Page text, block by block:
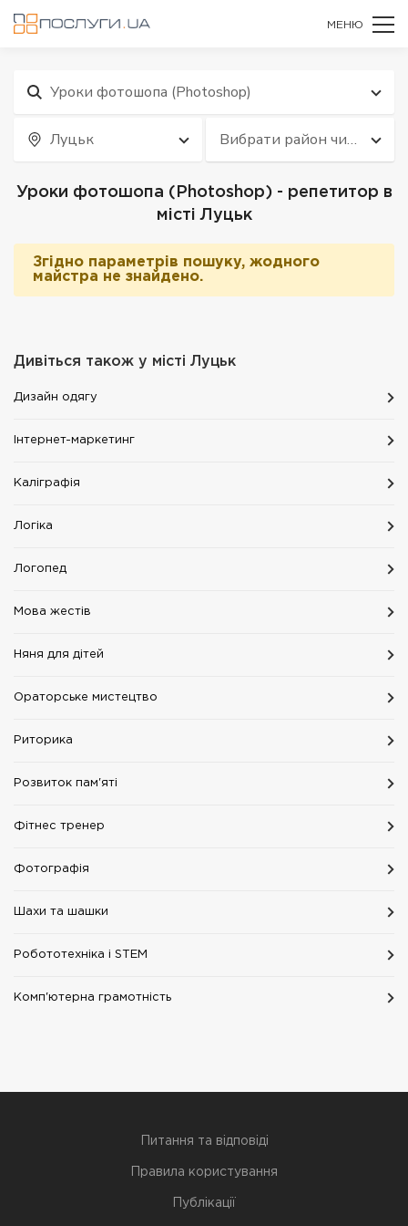
МЕНЮ
Уроки фотошопа (Photoshop)
Луцьк Вибрати район чи
квартал
Уроки фотошопа (Photoshop) - репетитор в
місті Луцьк
Згідно параметрів пошуку, жодного
майстра не знайдено.
Дивіться також у місті Луцьк
Дизайн одягу
Інтернет-маркетинг
Каліграфія
Логіка
Логопед
Мова жестів
Няня для дітей
Ораторське мистецтво
Риторика
Розвиток пам'яті
Фітнес тренер
Фотографія
Шахи та шашки
Робототехніка i STEM
Комп'ютерна грамотність
Питання та відповіді
Правила користування
Публікації